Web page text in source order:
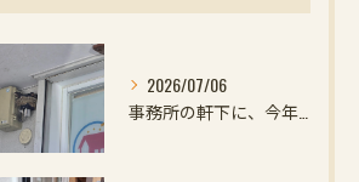
2026/07/06